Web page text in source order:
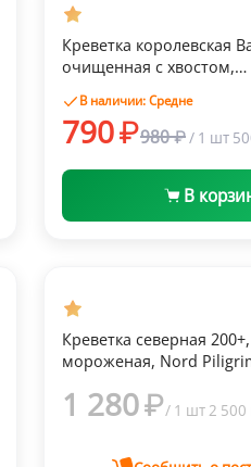
Заморозка
-20%
Креветка королевская
очищенная с хвостом,
790 980 / 1 шт
В наличии: Средне
В
Заморозка
Креветка северная
мороженая, Nord
1 280 / 1 шт2 500